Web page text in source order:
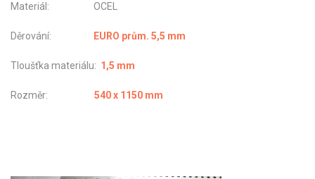
Materiál: OCEL
Děrování: EURO prům. 5,5 mm
Tloušťka materiálu: 1,5 mm
Rozměr: 540 x 1150 mm